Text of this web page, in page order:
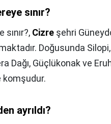
sınır?
sınır?, Cizre şehri
Doğusunda
Dağı, Güçlükonak ve
komşudur.
ayrıldı?